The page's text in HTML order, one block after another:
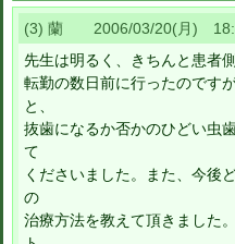
(3) 蘭 2006/03/20(月)
先生は明るく、きちんと患者
転勤の数日前に行ったのです
と、
抜歯になるか否かのひどい虫
て
くださいました。また、今後
の
治療方法を教えて頂きました